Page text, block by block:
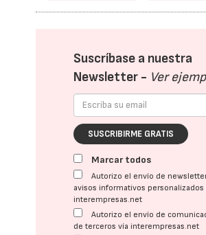
Suscríbase a nuestra
Newsletter - Ver
SUSCRIBIRME GRATIS
Marcar todos
Autorizo el envío de
avisos informativos personalizados
interempresas.net
Autorizo el envío de
de terceros vía interempresas.net